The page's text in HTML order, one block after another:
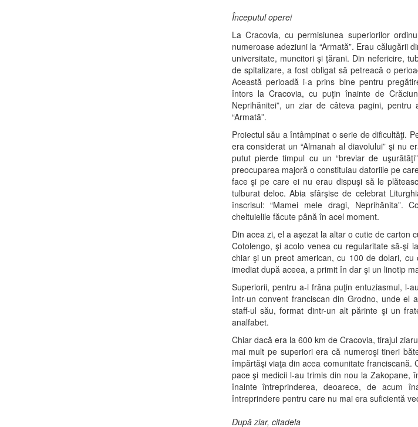
Începutul operei
La Cracovia, cu permisiunea superiorilor
numeroase adeziuni la “Armată”. Erau călugării
universitate, muncitori şi ţărani. Din nefericire,
de spitalizare, a fost obligat să petreacă o
Această perioadă i-a prins bine pentru
întors la Cracovia, cu puţin înainte de
Neprihănitei”, un ziar de câteva pagini,
“Armată”.
Proiectul său a întâmpinat o serie de dificultăţi.
era considerat un “Almanah al diavolului” şi nu
putut pierde timpul cu un “breviar de
preocuparea majoră o constituiau datoriile pe
face şi pe care ei nu erau dispuşi să le
tulburat deloc. Abia sfârşise de celebrat
înscrisul: “Mamei mele dragi, Neprihănita”.
cheltuielile făcute până în acel moment.
Din acea zi, el a aşezat la altar o cutie de carton
Cotolengo, şi acolo venea cu regularitate să-şi
chiar şi un preot american, cu 100 de dolari,
imediat după aceea, a primit în dar şi un linotip
Superiorii, pentru a-i frâna puţin entuziasmul, l-
într-un convent franciscan din Grodno, unde el
staff-ul său, format dintr-un alt părinte şi un
analfabet.
Chiar dacă era la 600 km de Cracovia, tirajul
mai mult pe superiori era că numeroşi tineri
împărtăşi viaţa din acea comunitate franciscană.
pace şi medicii l-au trimis din nou la Zakopane,
înainte întreprinderea, deoarece, de acum
întreprindere pentru care nu mai era suficientă
După ziar, citadela